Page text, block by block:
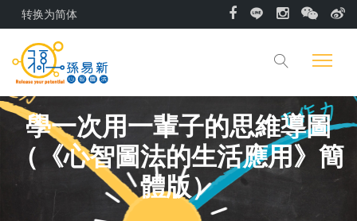
转换为简体
學一次用一輩子的思維導圖
（《心智圖法的生活應用》簡
體版）